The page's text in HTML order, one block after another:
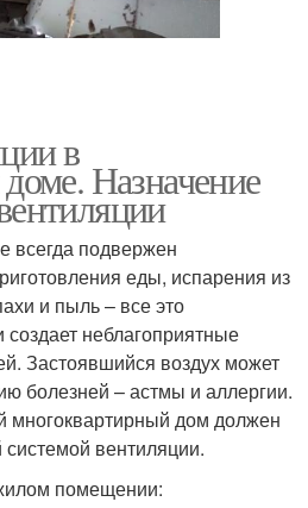
в
Назначение
всегда подвержен
еды, испарения из
и пыль – все это
создает неблагоприятные
Застоявшийся воздух может
болезней – астмы и аллергии.
дом должен
вентиляции.
помещении: